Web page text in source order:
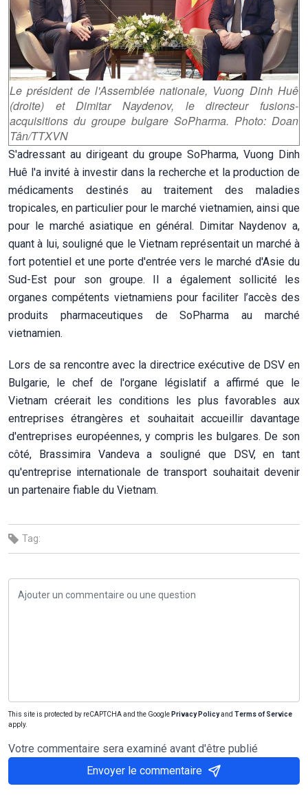
Le président de l'Assemblée nationale, Vuong Dinh Huê
(droite) et Dimitar Naydenov, le directeur fusions-
acquisitions du groupe bulgare SoPharma. Photo: Doan
Tân/TTXVN
S'adressant au dirigeant du groupe SoPharma, Vuong Dinh
Huê l'a invité à investir dans la recherche et la production de
médicaments destinés au traitement des maladies
tropicales, en particulier pour le marché vietnamien, ainsi que
pour le marché asiatique en général. Dimitar Naydenov a,
quant à lui, souligné que le Vietnam représentait un marché à
fort potentiel et une porte d'entrée vers le marché d'Asie du
Sud-Est pour son groupe. Il a également sollicité les
organes compétents vietnamiens pour faciliter l’accès des
produits pharmaceutiques de SoPharma au marché
vietnamien.
Lors de sa rencontre avec la directrice exécutive de DSV en
Bulgarie, le chef de l'organe législatif a affirmé que le
Vietnam créerait les conditions les plus favorables aux
entreprises étrangères et souhaitait accueillir davantage
d'entreprises européennes, y compris les bulgares. De son
côté, Brassimira Vandeva a souligné que DSV, en tant
qu'entreprise internationale de transport souhaitait devenir
un partenaire fiable du Vietnam.
Tag:
This site is protected by reCAPTCHA and the Google Privacy Policyand Terms of Service
apply.
Votre commentaire sera examiné avant d'être publié
Envoyer le commentaire